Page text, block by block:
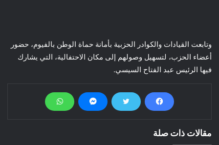
وتابعت القيادات والكوادر الحزبية بأمانة حماة الوطن بالفيوم، حضور
أعضاء الحزب، لتسهيل وصولهم إلى مكان الاحتفالية، التي يشارك
فيها الرئيس عبد الفتاح السيسي.
مقالات ذات صلة